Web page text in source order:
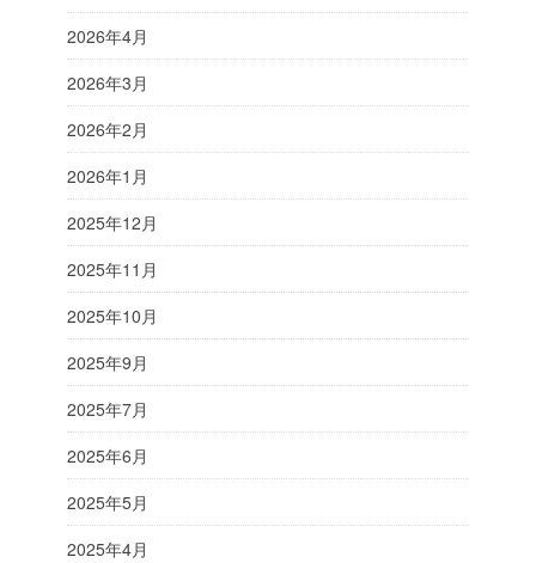
2026年4月
2026年3月
2026年2月
2026年1月
2025年12月
2025年11月
2025年10月
2025年9月
2025年7月
2025年6月
2025年5月
2025年4月